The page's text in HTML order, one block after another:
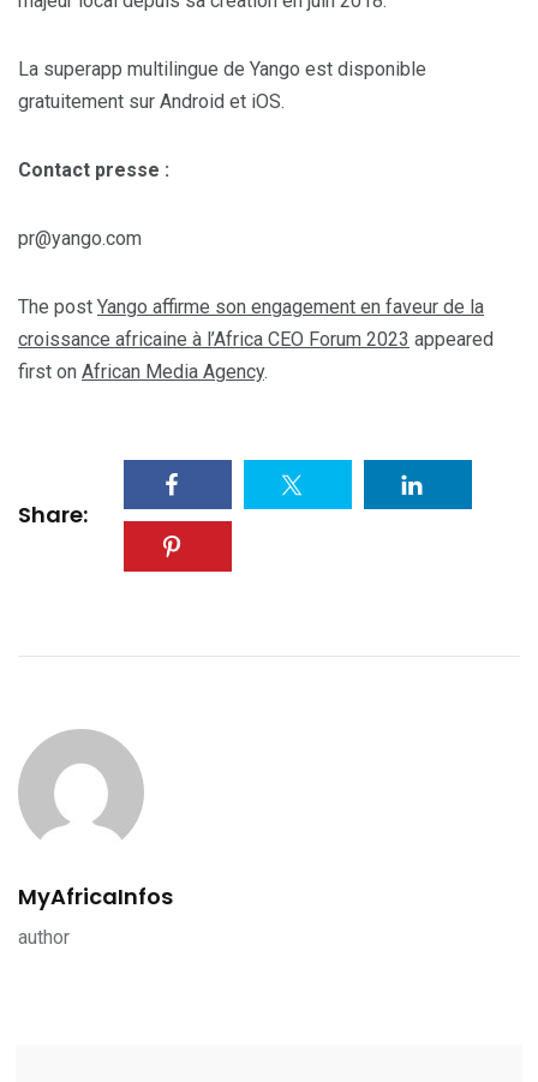
La superapp multilingue de Yango est disponible
gratuitement sur Android et iOS.
Contact presse :
pr@yango.com
The post Yango affirme son engagement en faveur de la
croissance africaine à l’Africa CEO Forum 2023 appeared
first on African Media Agency.
Share:
MyAfricaInfos
author